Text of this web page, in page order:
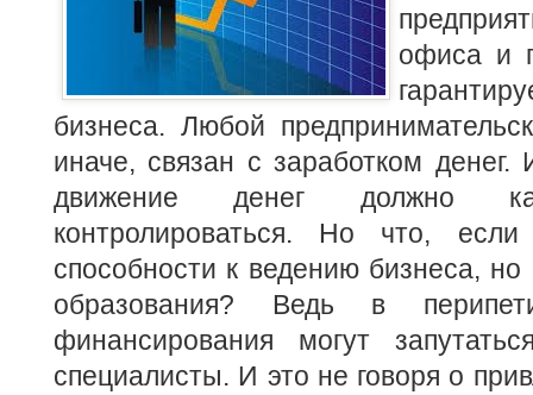
офиса и
бизнеса. Любой
иначе, связан с заработком денег.
движение денег должно
контролироваться. Но что, если
способности к ведению бизнеса, но
образования? Ведь в
финансирования могут
специалисты. И это не говоря о